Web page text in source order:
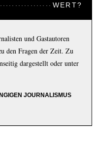
WERT?
und Gastautoren
den Fragen der Zeit. Zu
dargestellt oder unter
JOURNALISMUS